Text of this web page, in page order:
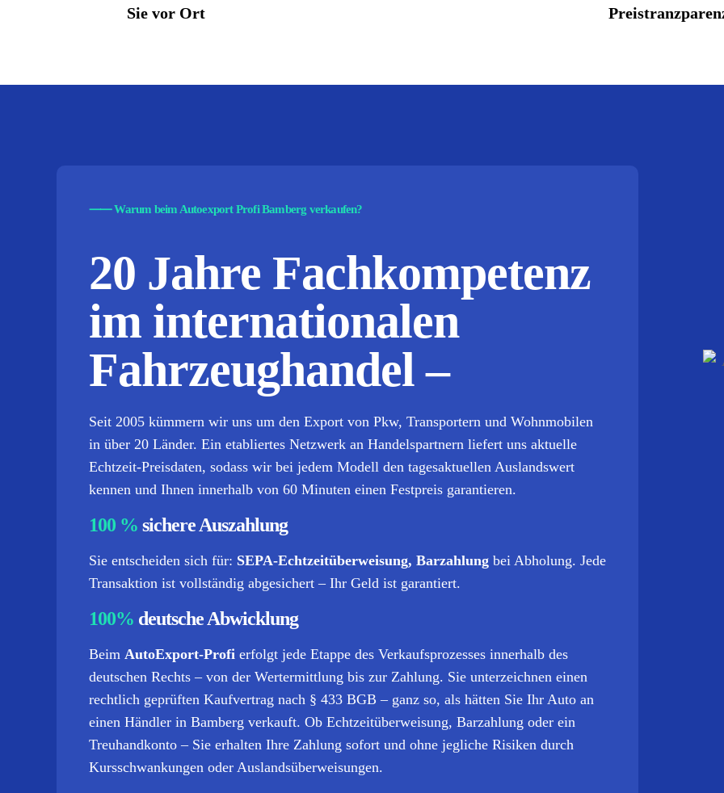
Sie vor Ort
⸺Warum beim Autoexport Profi Bamberg verkaufen?
20 Jahre Fachkompetenz
im internationalen
Fahrzeughandel –
Seit 2005 kümmern wir uns um den Export von Pkw, Transportern und Wohnmobilen
in über 20 Länder. Ein etabliertes Netzwerk an Handelspartnern liefert uns aktuelle
Echtzeit-Preisdaten, sodass wir bei jedem Modell den tagesaktuellen Auslandswert
kennen und Ihnen innerhalb von 60 Minuten einen Festpreis garantieren.
100 % sichere Auszahlung
Sie entscheiden sich für: SEPA-Echtzeitüberweisung, Barzahlung bei Abholung. Jede
Transaktion ist vollständig abgesichert – Ihr Geld ist garantiert.
100% deutsche Abwicklung
Beim AutoExport-Profi erfolgt jede Etappe des Verkaufsprozesses innerhalb des
deutschen Rechts – von der Wertermittlung bis zur Zahlung. Sie unterzeichnen einen
rechtlich geprüften Kaufvertrag nach § 433 BGB – ganz so, als hätten Sie Ihr Auto an
einen Händler in Bamberg verkauft. Ob Echtzeitüberweisung, Barzahlung oder ein
Treuhandkonto – Sie erhalten Ihre Zahlung sofort und ohne jegliche Risiken durch
Kursschwankungen oder Auslandsüberweisungen.